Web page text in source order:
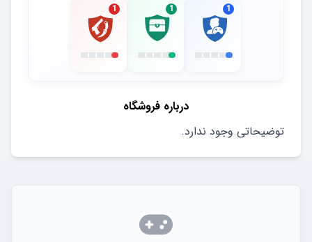
1
1
1
درباره فروشگاه
توضیحاتی وجود ندارد.